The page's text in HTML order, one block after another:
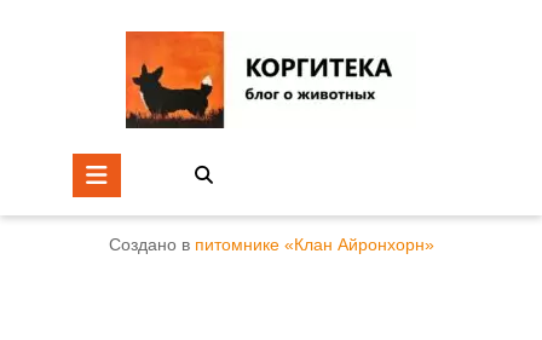
Создано в питомнике «Клан Айронхорн»